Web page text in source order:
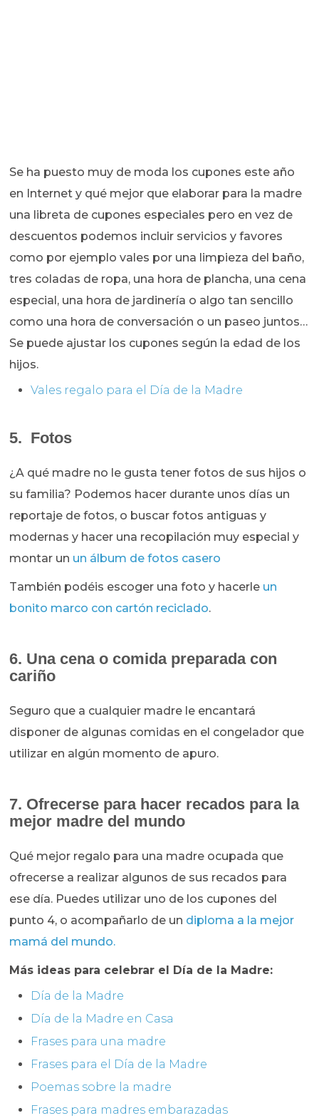
Se ha puesto muy de moda los cupones este año
en Internet y qué mejor que elaborar para la madre
una libreta de cupones especiales pero en vez de
descuentos podemos incluir servicios y favores
como por ejemplo vales por una limpieza del baño,
tres coladas de ropa, una hora de plancha, una cena
especial, una hora de jardinería o algo tan sencillo
como una hora de conversación o un paseo juntos…
Se puede ajustar los cupones según la edad de los
hijos.
Vales regalo para el Día de la Madre
5. Fotos
¿A qué madre no le gusta tener fotos de sus hijos o
su familia? Podemos hacer durante unos días un
reportaje de fotos, o buscar fotos antiguas y
modernas y hacer una recopilación muy especial y
montar un un álbum de fotos casero
También podéis escoger una foto y hacerle un
bonito marco con cartón reciclado.
6. Una cena o comida preparada con
cariño
Seguro que a cualquier madre le encantará
disponer de algunas comidas en el congelador que
utilizar en algún momento de apuro.
7. Ofrecerse para hacer recados para la
mejor madre del mundo
Qué mejor regalo para una madre ocupada que
ofrecerse a realizar algunos de sus recados para
ese día. Puedes utilizar uno de los cupones del
punto 4, o acompañarlo de un diploma a la mejor
mamá del mundo.
Más ideas para celebrar el Día de la Madre:
Día de la Madre
Día de la Madre en Casa
Frases para una madre
Frases para el Día de la Madre
Poemas sobre la madre
Frases para madres embarazadas